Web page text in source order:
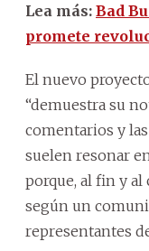
Lea más: Bad
promete
El nuevo
“demuestra su
comentarios y
suelen resonar
porque, al fin y al
según un
representantes